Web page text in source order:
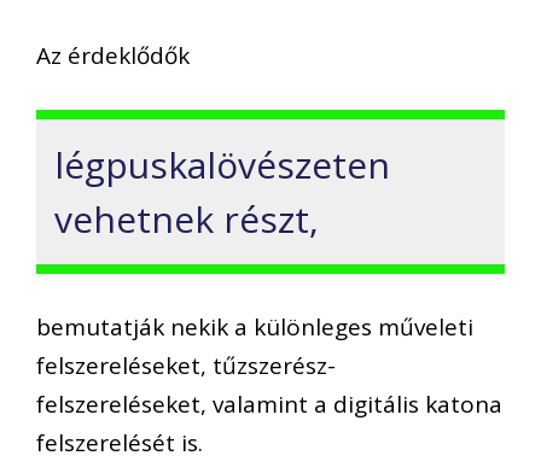
Az érdeklődők
légpuskalövészeten
vehetnek részt,
bemutatják nekik a különleges műveleti
felszereléseket, tűzszerész-
felszereléseket, valamint a digitális katona
felszerelését is.